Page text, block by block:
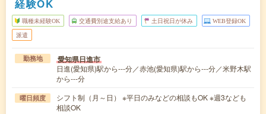
経験OK
職種未経験OK 交通費別途支給あり 土日祝日が休み WEB登録OK
派遣
勤務地 愛知県日進市
日進(愛知県)駅から---分／赤池(愛知県)駅から---分／米野木駅
から---分
曜日頻度
シフト制（月～日） ※平日のみなどの相談もOK ※週3なども
相談OK